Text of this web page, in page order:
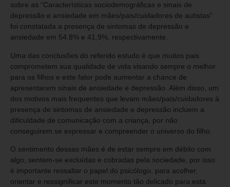
sobre as “Características sociodemográficas e sinais de
depressão e ansiedade em mães/pais/cuidadores de autistas”
foi constatada a presença de sintomas de depressão e
ansiedade em 54,8% e 41,9%, respectivamente.
Uma das conclusões do referido estudo é que muitos pais
comprometem sua qualidade de vida visando sempre o melhor
para os filhos e este fator pode aumentar a chance de
apresentarem sinais de ansiedade e depressão. Além disso, um
dos motivos mais frequentes que levam mães/pais/cuidadores à
presença de sintomas de ansiedade e depressão incluem a
dificuldade de comunicação com a criança, por não
conseguirem se expressar e compreender o universo do filho.
O sentimento dessas mães é de estar sempre em débito com
algo, sentem-se excluídas e cobradas pela sociedade, por isso
é importante ressaltar o papel do psicólogo, para acolher,
orientar e ressignificar este momento tão delicado para esta